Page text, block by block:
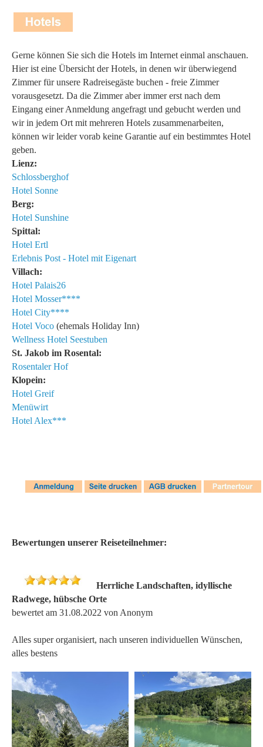
Gerne können Sie sich die Hotels im Internet einmal anschauen.
Hier ist eine Übersicht der Hotels, in denen wir überwiegend
Zimmer für unsere Radreisegäste buchen - freie Zimmer
vorausgesetzt. Da die Zimmer aber immer erst nach dem
Eingang einer Anmeldung angefragt und gebucht werden und
wir in jedem Ort mit mehreren Hotels zusammenarbeiten,
können wir leider vorab keine Garantie auf ein bestimmtes Hotel
geben.
Lienz:
Schlossberghof
Hotel Sonne
Berg:
Hotel Sunshine
Spittal:
Hotel Ertl
Erlebnis Post - Hotel mit Eigenart
Villach:
Hotel Palais26
Hotel Mosser****
Hotel City****
Hotel Voco (ehemals Holiday Inn)
Wellness Hotel Seestuben
St. Jakob im Rosental:
Rosentaler Hof
Klopein:
Hotel Greif
Menüwirt
Hotel Alex***
Bewertungen unserer Reiseteilnehmer:
Herrliche Landschaften, idyllische
Radwege, hübsche Orte
bewertet am 31.08.2022 von Anonym
Alles super organisiert, nach unseren individuellen Wünschen,
alles bestens